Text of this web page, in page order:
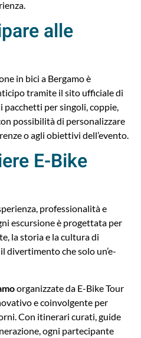
alle
in bici a Bergamo è
tramite il sito ufficiale di
pacchetti per singoli, coppie,
possibilità di personalizzare
o agli obiettivi dell’evento.
E-Bike
professionalità e
escursione è progettata per
la storia e la cultura di
divertimento che solo un’e-
organizzate da E-Bike Tour
e coinvolgente per
Con itinerari curati, guide
ogni partecipante